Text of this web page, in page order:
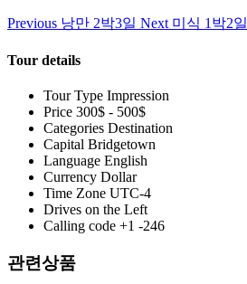
Previous 낭만 2박3일 Next 미식 1박2일
Tour details
Tour Type Impression
Price 300$ - 500$
Categories Destination
Capital Bridgetown
Language English
Currency Dollar
Time Zone UTC-4
Drives on the Left
Calling code +1 -246
관련상품